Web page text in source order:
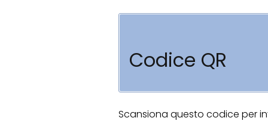
Codice QR
Scansiona questo codice per